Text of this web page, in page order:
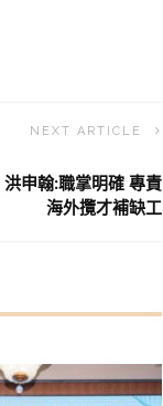
NEXT ARTICLE
申翰:職掌明確 專責
海外攬才補缺工